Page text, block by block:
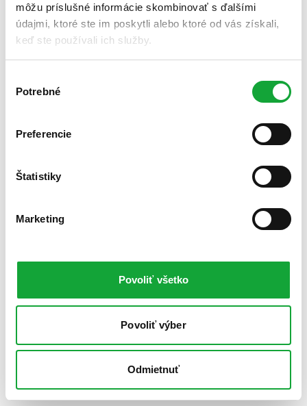
môžu príslušné informácie skombinovať s ďalšími
údajmi, ktoré ste im poskytli alebo ktoré od vás získali,
keď ste používali ich služby.
súhlasu
Potrebné
Preferencie
Štatistiky
Marketing
Povoliť všetko
Povoliť výber
Odmietnuť